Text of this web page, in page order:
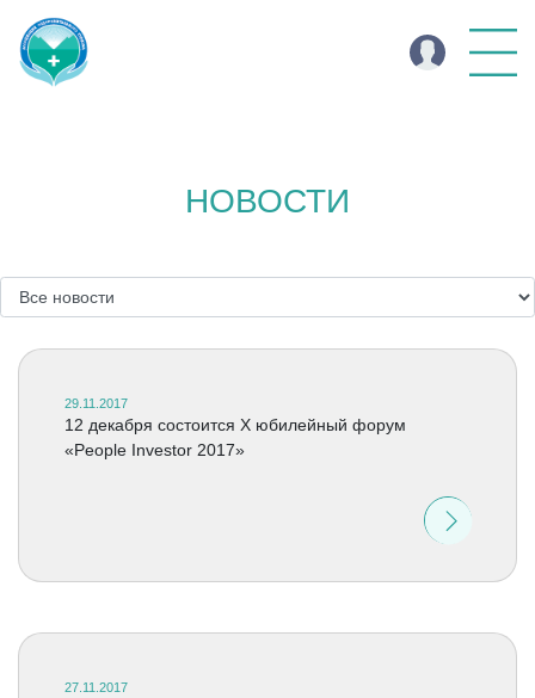
НОВОСТИ
29.11.2017
12 декабря состоится X юбилейный форум
«People Investor 2017»
27.11.2017